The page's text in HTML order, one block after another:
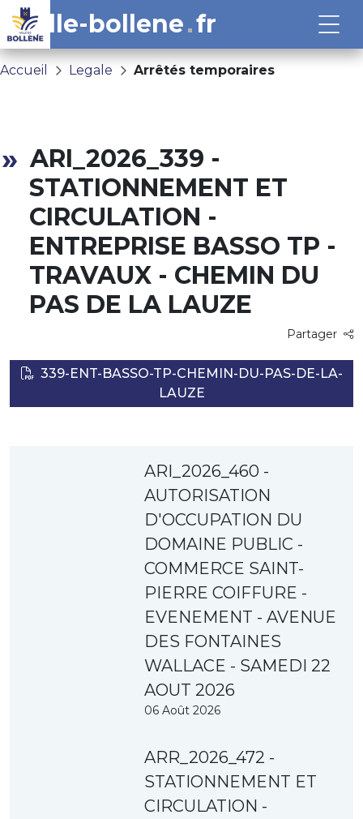
ville-bollene fr
Accueil Legale Arrêtés temporaires
ARI_2026_339 -
STATIONNEMENT ET
CIRCULATION -
ENTREPRISE BASSO TP -
TRAVAUX - CHEMIN DU
PAS DE LA LAUZE
Partager
339-ENT-BASSO-TP-CHEMIN-DU-PAS-DE-LA-
LAUZE
ARI_2026_460 -
AUTORISATION
D'OCCUPATION DU
DOMAINE PUBLIC -
COMMERCE SAINT-
PIERRE COIFFURE -
EVENEMENT - AVENUE
DES FONTAINES
WALLACE - SAMEDI 22
AOUT 2026
06 Août 2026
ARR_2026_472 -
STATIONNEMENT ET
CIRCULATION -